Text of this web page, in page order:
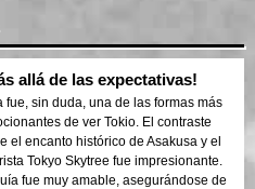
allá de las expectativas!
fue, sin duda, una de las formas más
de ver Tokio. El contraste
el encanto histórico de Asakusa y el
Tokyo Skytree fue impresionante.
fue muy amable, asegurándose de